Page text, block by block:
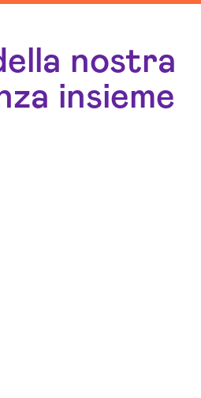
nostra
insieme